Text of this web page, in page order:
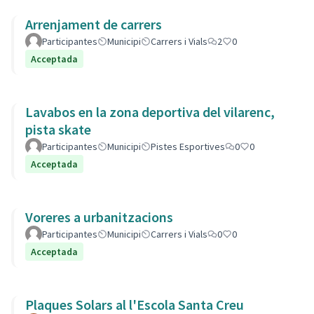
Arrenjament de carrers
Participantes Municipi Carrers i Vials 2
0
Acceptada
Lavabos en la zona deportiva del vilarenc,
pista skate
Participantes Municipi Pistes Esportives 0
0
Acceptada
Voreres a urbanitzacions
Participantes Municipi Carrers i Vials 0
0
Acceptada
Plaques Solars al l'Escola Santa Creu